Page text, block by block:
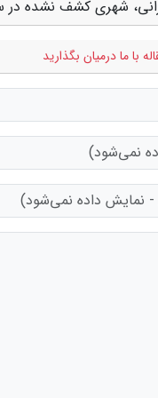
شهری کشف نشده در
با ما درمیان بگذارید